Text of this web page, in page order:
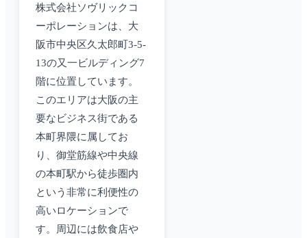
株式会社ソヴリックコ
ーポレーションは、大
阪市中央区久太郎町3-5-
13の又一ビルディング7
階に位置しています。
このエリアは大阪の主
要なビジネス街である
本町界隈に属してお
り、御堂筋線や中央線
の本町駅から徒歩圏内
という非常に利便性の
高いロケーションで
す。周辺には飲食店や